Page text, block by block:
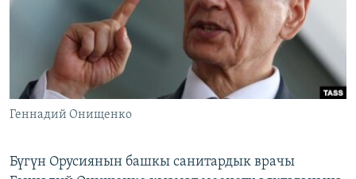
ЫҢГАЙСЫЗ СУРООЛОР
ЭЕ/АРнун бардык сайттары
Геннадий Онищенко
Бүгүн Орусиянын башкы санитардык врачы